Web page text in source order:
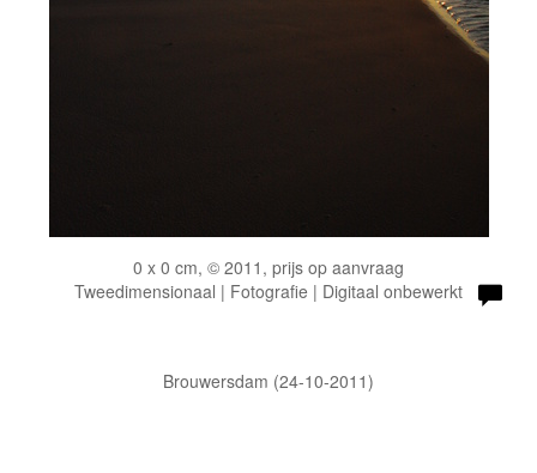
0 x 0 cm, © 2011, prijs op aanvraag
Tweedimensionaal | Fotografie | Digitaal onbewerkt
Brouwersdam (24-10-2011)